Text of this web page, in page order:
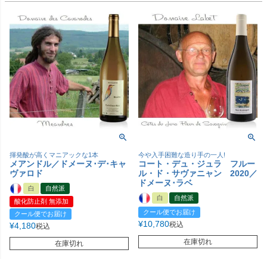
揮発酸が高くマニアックな1本
メアンドル／ドメーヌ･デ･キャ
ヴァロド
白
自然派
酸化防止剤 無添加
クール便でお届け
¥4,180税込
在庫切れ
今や入手困難な造り手の一人!
コート・デュ・ジュラ フルー
ル・ド・サヴァニャン 2020／
ドメーヌ･ラベ
白
自然派
クール便でお届け
¥10,780税込
在庫切れ